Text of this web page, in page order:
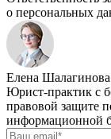
о персональных
Елена Шалагинова
Юрист-практик с
правовой защите
информационной